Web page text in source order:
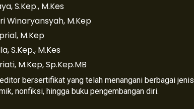
S.Kep., M.Kes
Winaryansyah, M.Kep
M.Kep
S.Kep., M.Kes
M.Kep, Sp.Kep.MB
bersertifikat yang telah menangani berbagai jenis
nonfiksi, hingga buku pengembangan diri.